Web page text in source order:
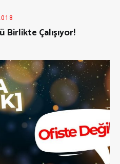
Birlikte Çalışıyor!